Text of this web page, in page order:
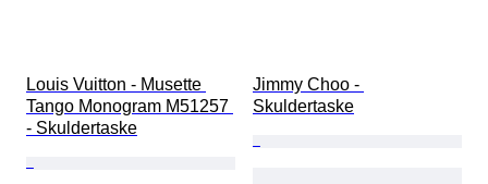
Louis Vuitton - Musette
Tango Monogram M51257
- Skuldertaske
Jimmy Choo -
Skuldertaske